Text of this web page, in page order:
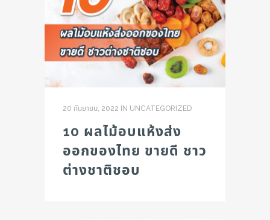
20 กันยายน, 2022 IN UNCATEGORIZED
10 ผลไม้อบแห้งส่ง
ออกของไทย ขายดี ชาว
ต่างชาติชอบ